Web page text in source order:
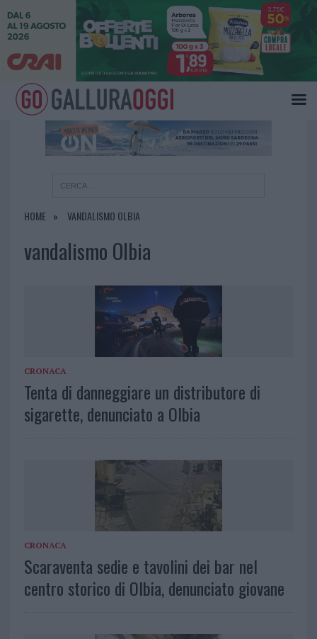
HOME VANDALISMO OLBIA
vandalismo Olbia
CRONACA
Tenta di danneggiare un distributore di
sigarette, denunciato a Olbia
CRONACA
Scaraventa sedie e tavolini dei bar nel
centro storico di Olbia, denunciato giovane
×